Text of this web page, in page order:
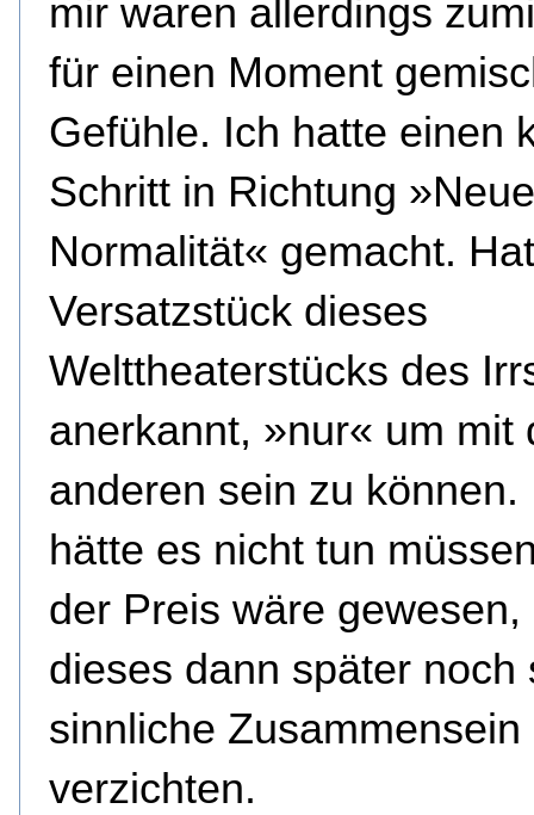
mir waren allerdings
für einen Moment
Gefühle. Ich hatte einen
Schritt in Richtung »Neue
Normalität« gemacht.
Versatzstück dieses
Welttheaterstücks des
anerkannt, »nur« um mit
anderen sein zu können.
hätte es nicht tun
der Preis wäre gewesen,
dieses dann später noch
sinnliche Zusammensein
verzichten.